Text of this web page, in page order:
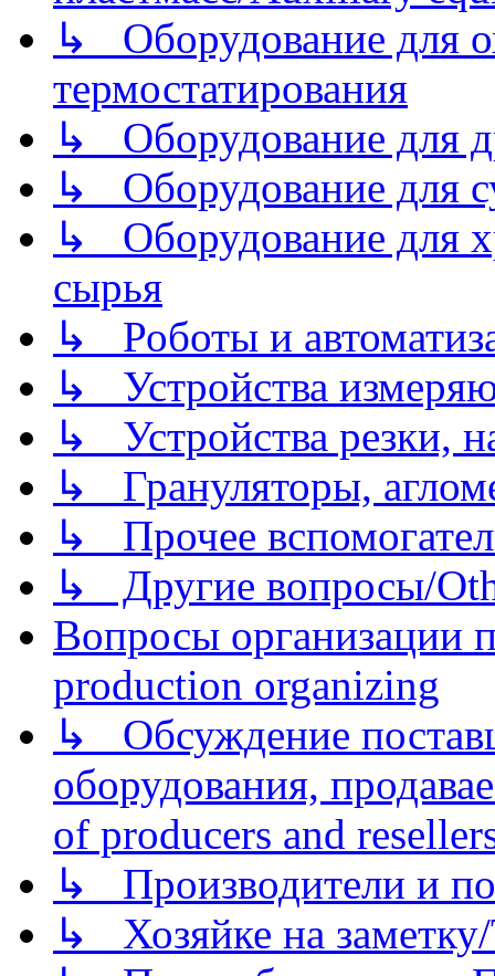
↳ Оборудование для
термостатирования
↳ Оборудование для
↳ Оборудование для
↳ Оборудование для
сырья
↳ Роботы и
↳ Устройства
↳ Устройства резки,
↳ Грануляторы,
↳ Прочее
↳ Другие вопросы/
Вопросы организации
production organizing
↳ Обсуждение
оборудования,
of producers and
↳ Производители и
↳ Хозяйке на